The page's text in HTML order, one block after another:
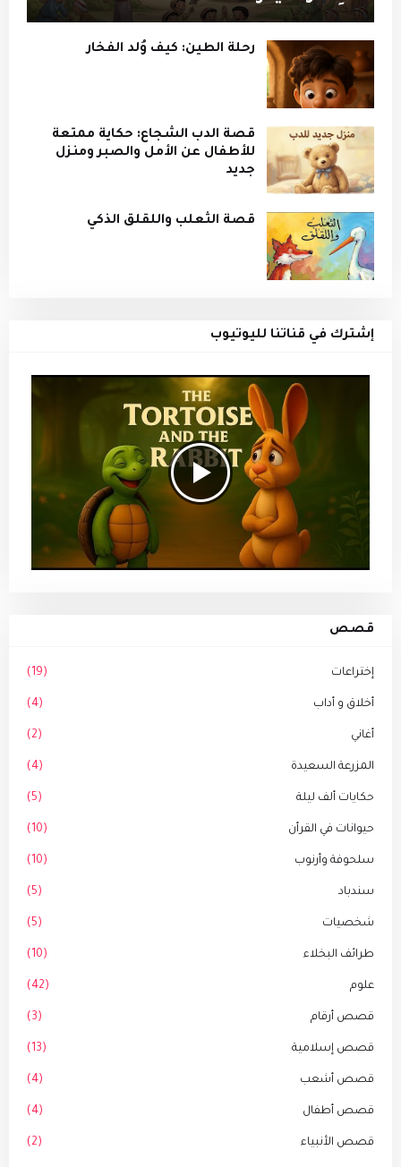
رحلة الطين: كيف وُلد الفخار
قصة الدب الشجاع: حكاية ممتعة
للأطفال عن الأمل والصبر ومنزل
جديد
قصة الثعلب واللقلق الذكي
إشترك في قناتنا لليوتيوب
قصص
إختراعات (19)
أخلاق و أداب (4)
أغاني (2)
المزرعة السعيدة (4)
حكايات ألف ليلة (5)
حيوانات في القرأن (10)
سلحوفة وأرنوب (10)
سندباد (5)
شخصيات (5)
طرائف البخلاء (10)
علوم (42)
قصص أرقام (3)
قصص إسلامية (13)
قصص أشعب (4)
قصص أطفال (4)
قصص الأنبياء (2)